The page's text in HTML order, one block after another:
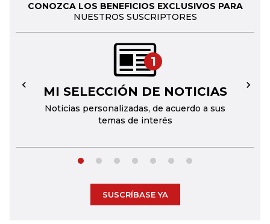
CONOZCA LOS BENEFICIOS EXCLUSIVOS PARA
NUESTROS SUSCRIPTORES
1
MI SELECCIÓN DE NOTICIAS
Noticias personalizadas, de acuerdo a sus
temas de interés
← →
SUSCRÍBASE YA